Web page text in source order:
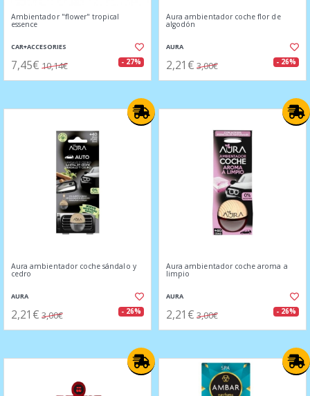
Ambientador "flower" tropical
essence
CAR+ACCESORIES
7,45€ 10,14€ - 27%
Aura ambientador coche flor de
algodón
AURA
2,21€ 3,00€ - 26%
Aura ambientador coche sándalo y
cedro
AURA
2,21€ 3,00€ - 26%
Aura ambientador coche aroma a
limpio
AURA
2,21€ 3,00€ - 26%